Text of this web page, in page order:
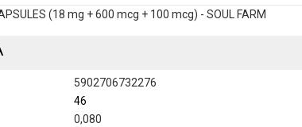
(18 mg + 600 mcg + 100 mcg) - SOUL FARM
5902706732276
46
0,080